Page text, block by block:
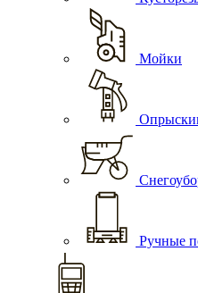
Мойки
Ручные